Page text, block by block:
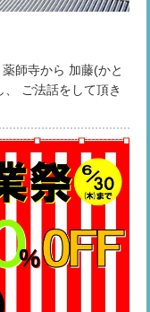
師寺から 加藤(かと
ご法話をして頂き